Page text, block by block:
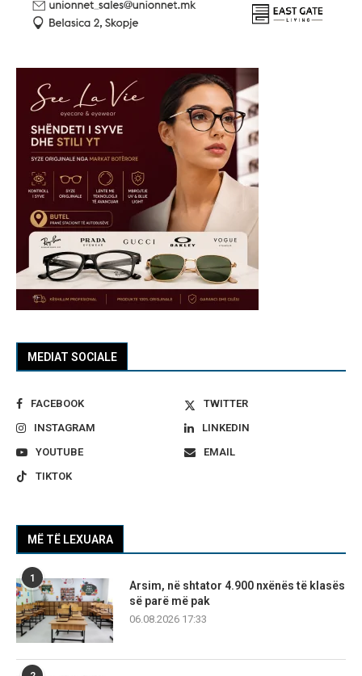
MEDIAT SOCIALE
FACEBOOK
TWITTER
INSTAGRAM
LINKEDIN
YOUTUBE
EMAIL
TIKTOK
MË TË LEXUARA
1
Arsim, në shtator 4.900 nxënës të klasës
së parë më pak
06.08.2026 17:33